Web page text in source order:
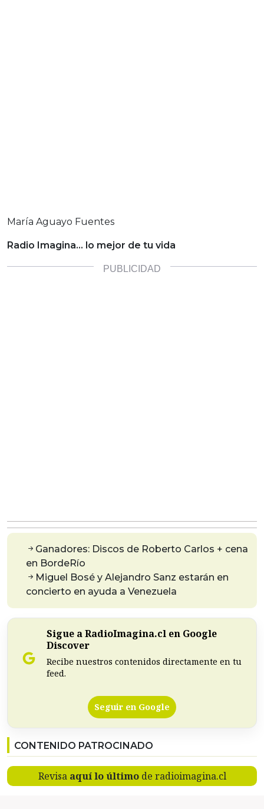
María Aguayo Fuentes
Radio Imagina… lo mejor de tu vida
Ganadores: Discos de Roberto Carlos + cena
en BordeRío
Miguel Bosé y Alejandro Sanz estarán en
concierto en ayuda a Venezuela
Sigue a RadioImagina.cl en Google
Discover
Recibe nuestros contenidos directamente en tu
feed.
Seguir en Google
CONTENIDO PATROCINADO
Revisa aquí lo últimode radioimagina.cl